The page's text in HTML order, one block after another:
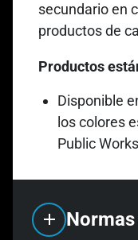
secundario en
productos de
Productos
Disponible
los colores
Public